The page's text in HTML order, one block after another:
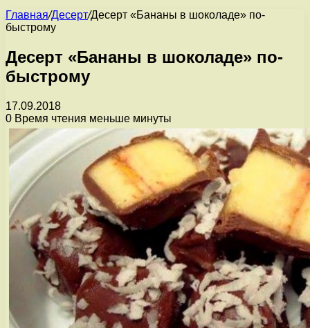
Главная/Десерт/Десерт «Бананы в шоколаде» по-
быстрому
Десерт «Бананы в шоколаде» по-
быстрому
17.09.2018
0 Время чтения меньше минуты